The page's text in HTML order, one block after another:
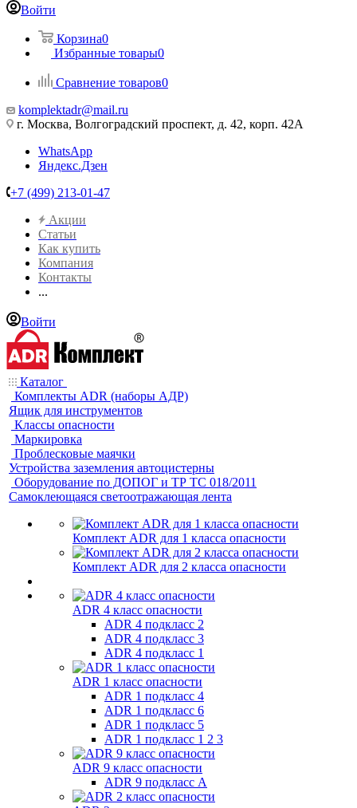
Войти
Корзина0
Избранные товары0
Сравнение товаров0
komplektadr@mail.ru
г. Москва, Волгоградский проспект, д. 42, корп. 42А
WhatsApp
Яндекс.Дзен
+7 (499) 213-01-47
Акции
Статьи
Как купить
Компания
Контакты
...
Войти
Каталог
Комплекты ADR (наборы АДР)
Ящик для инструментов
Классы опасности
Маркировка
Проблесковые маячки
Устройства заземления автоцистерны
Оборудование по ДОПОГ и ТР ТС 018/2011
Самоклеющаяся светоотражающая лента
Комплект ADR для 1 класса опасности
Комплект ADR для 2 класса опасности
ADR 4 класс опасности
ADR 4 подкласс 2
ADR 4 подкласс 3
ADR 4 подкласс 1
ADR 1 класс опасности
ADR 1 подкласс 4
ADR 1 подкласс 6
ADR 1 подкласс 5
ADR 1 подкласс 1 2 3
ADR 9 класс опасности
ADR 9 подкласс A